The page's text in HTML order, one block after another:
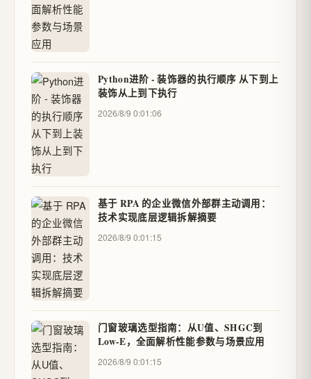
Python进阶 - 装饰器的执行顺序 从下到上
装饰从上到下执行
2026/8/9 0:01:06
基于 RPA 的企业微信外部群主动调用：
技术实现底层逻辑拆解摘要
2026/8/9 0:01:15
门窗玻璃选型指南：从U值、SHGC到
Low-E，全面解析性能参数与场景应用
2026/8/9 0:01:15